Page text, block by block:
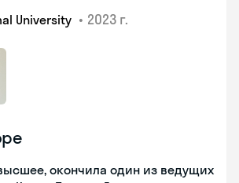
University • 2023 г.
окончила один из ведущих